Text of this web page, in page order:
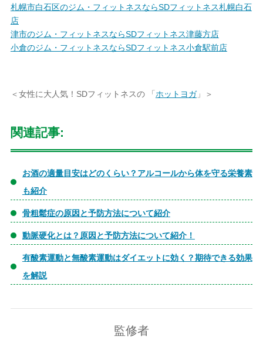
札幌市白石区のジム・フィットネスならSDフィットネス札幌白石
店
津市のジム・フィットネスならSDフィットネス津藤方店
小倉のジム・フィットネスならSDフィットネス小倉駅前店
＜女性に大人気！SDフィットネスの 「 ホットヨガ」＞
関連記事:
お酒の適量目安はどのくらい？アルコールから体を守る栄養素
も紹介
骨粗鬆症の原因と予防方法について紹介
動脈硬化とは？原因と予防方法について紹介！
有酸素運動と無酸素運動はダイエットに効く？期待できる効果
を解説
監修者